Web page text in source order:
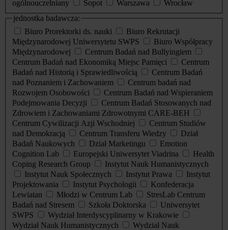
ogólnouczelniany
Sopot Warszawa
Wrocław
jednostka badawcza:
Biuro Prorektorki ds. nauki
Biuro Rekrutacji
Międzynarodowej Uniwersytetu SWPS
Biuro Współpracy
Międzynarodowej
Centrum Badań nad Bullyingiem
Centrum Badań nad Ekonomiką Miejsc Pamięci
Centrum
Badań nad Historią i Sprawiedliwością
Centrum Badań
nad Poznaniem i Zachowaniem
Centrum badań nad
Rozwojem Osobowości
Centrum Badań nad Wspieraniem
Podejmowania Decyzji
Centrum Badań Stosowanych nad
Zdrowiem i Zachowaniami Zdrowotnymi CARE-BEH
Centrum Cywilizacji Azji Wschodniej
Centrum Studiów
nad Demokracją
Centrum Transferu Wiedzy
Dział
Badań Naukowych
Dział Marketingu
Emotion
Cognition Lab
Europejski Uniwersytet Viadrina
Health
Coping Research Group
Instytut Nauk Humanistycznych
Instytut Nauk Społecznych
Instytut Prawa
Instytut
Projektowania
Instytut Psychologii
Konfederacja
Lewiatan
Młodzi w Centrum Lab
StresLab Centrum
Badań nad Stresem
Szkoła Doktorska
Uniwersytet
SWPS
Wydział Interdyscyplinarny w Krakowie
Wydział Nauk Humanistycznych
Wydział Nauk